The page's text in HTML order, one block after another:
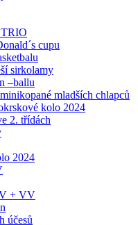
cupu
sirkolamy
–ballu
mladších chlapců
kolo 2024
2. třídách
2024
+ VV
účesů